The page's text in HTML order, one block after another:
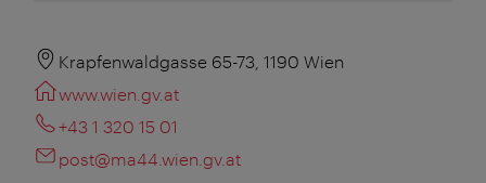
Krapfenwaldgasse 65-73, 1190 Wien
www.wien.gv.at
+43 1 320 15 01
post@ma44.wien.gv.at